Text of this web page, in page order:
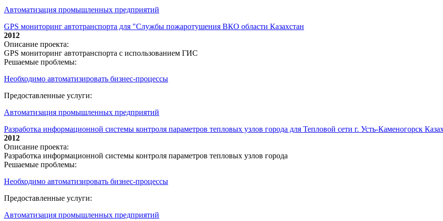
Автоматизация промышленных предприятий
GPS мониторинг автотранспорта для "Службы пожаротушения ВКО области Казахстан
2012
Описание проекта:
GPS мониторинг автотранспорта с использованием ГИС
Решаемые проблемы:
Необходимо автоматизировать бизнес-процессы
Предоставленные услуги:
Автоматизация промышленных предприятий
Разработка информационной системы контроля параметров тепловых узлов города для Тепловой сети г. Усть-Каменогорск
2012
Описание проекта:
Разработка информационной системы контроля параметров тепловых узлов города
Решаемые проблемы:
Необходимо автоматизировать бизнес-процессы
Предоставленные услуги:
Автоматизация промышленных предприятий